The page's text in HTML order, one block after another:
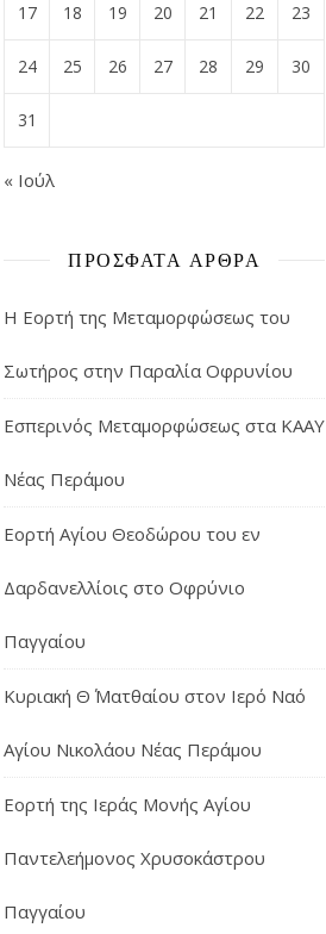
17 18 19 20 21 22 23
24 25 26 27 28 29 30
31
« Ιούλ
ΠΡΌΣΦΑΤΑ ΆΡΘΡΑ
Η Εορτή της Μεταμορφώσεως του
Σωτήρος στην Παραλία Οφρυνίου
Εσπερινός Μεταμορφώσεως στα ΚΑΑΥ
Νέας Περάμου
Εορτή Αγίου Θεοδώρου του εν
Δαρδανελλίοις στο Οφρύνιο
Παγγαίου
Κυριακή Θ΄ Ματθαίου στον Ιερό Ναό
Αγίου Νικολάου Νέας Περάμου
Εορτή της Ιεράς Μονής Αγίου
Παντελεήμονος Χρυσοκάστρου
Παγγαίου